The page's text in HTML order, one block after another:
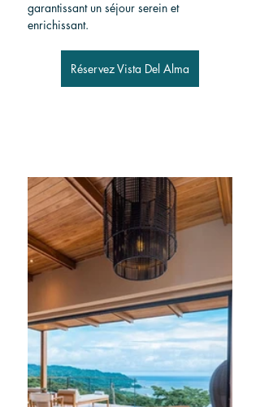
garantissant un séjour serein et
enrichissant.
Réservez Vista Del Alma